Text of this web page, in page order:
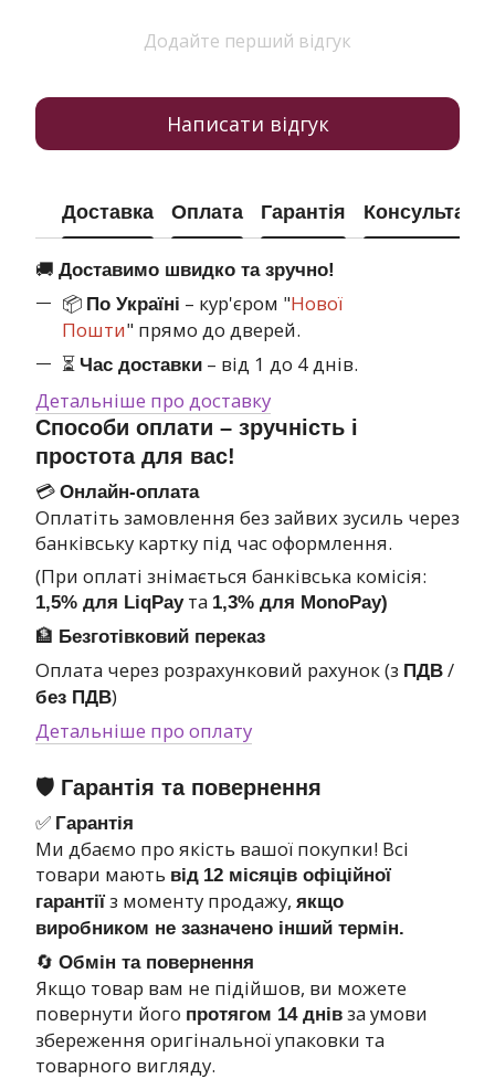
Додайте перший відгук
Написати відгук
Доставка Оплата Гарантія Консультація
🚚 Доставимо швидко та зручно!
📦 По Україні – кур'єром "Нової
Пошти" прямо до дверей.
⏳ Час доставки – від 1 до 4 днів.
Детальніше про доставку
Способи оплати – зручність і
простота для вас!
💳 Онлайн-оплата
Оплатіть замовлення без зайвих зусиль через
банківську картку під час оформлення.
(При оплаті знімається банківська комісія:
1,5% для LiqPayта 1,3% для MonoPay)
🏦 Безготівковий переказ
Оплата через розрахунковий рахунок (з ПДВ /
без ПДВ)
Детальніше про оплату
🛡 Гарантія та повернення
✅ Гарантія
Ми дбаємо про якість вашої покупки! Всі
товари мають від 12 місяців офіційної
гарантії з моменту продажу, якщо
виробником не зазначено інший термін.
🔄 Обмін та повернення
Якщо товар вам не підійшов, ви можете
повернути його протягом 14 днів за умови
збереження оригінальної упаковки та
товарного вигляду.